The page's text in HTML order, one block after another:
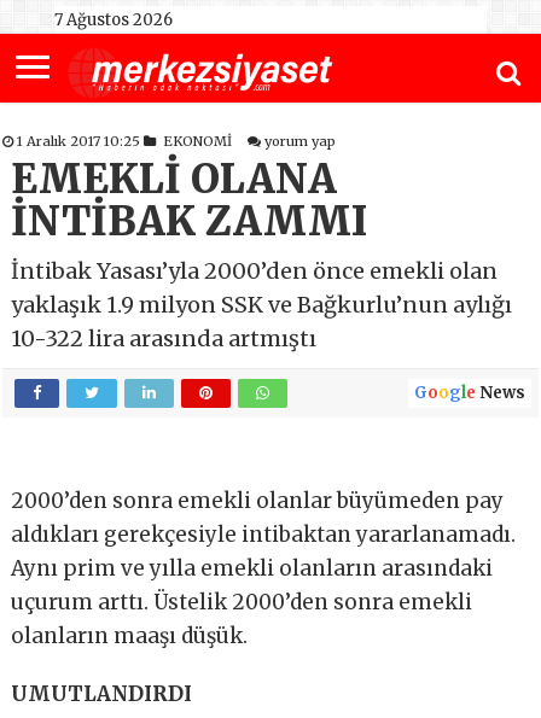
7 Ağustos 2026
1 Aralık 2017 10:25 EKONOMİ yorum yap
EMEKLİ OLANA
İNTİBAK ZAMMI
İntibak Yasası’yla 2000’den önce emekli olan
yaklaşık 1.9 milyon SSK ve Bağkurlu’nun aylığı
10-322 lira arasında artmıştı
Google News
2000’den sonra emekli olanlar büyümeden pay
aldıkları gerekçesiyle intibaktan yararlanamadı.
Aynı prim ve yılla emekli olanların arasındaki
uçurum arttı. Üstelik 2000’den sonra emekli
olanların maaşı düşük.
UMUTLANDIRDI